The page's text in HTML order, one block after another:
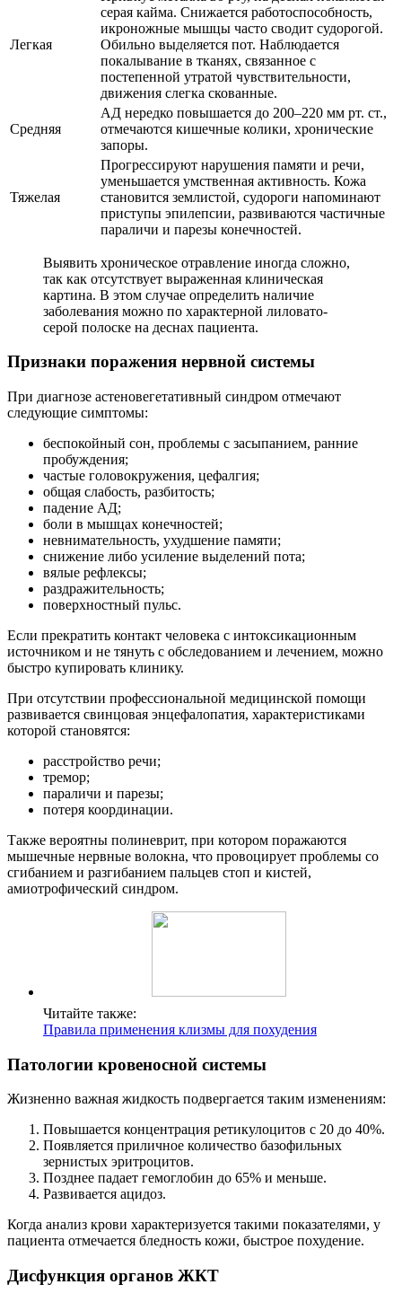
Легкая
серая кайма. Снижается работоспособность,
икроножные мышцы часто сводит судорогой.
Обильно выделяется пот. Наблюдается
покалывание в тканях, связанное с
постепенной утратой чувствительности,
движения слегка скованные.
Средняя
АД нередко повышается до 200–220 мм рт. ст.,
отмечаются кишечные колики, хронические
запоры.
Тяжелая
Прогрессируют нарушения памяти и речи,
уменьшается умственная активность. Кожа
становится землистой, судороги напоминают
приступы эпилепсии, развиваются частичные
параличи и парезы конечностей.
Выявить хроническое отравление иногда сложно,
так как отсутствует выраженная клиническая
картина. В этом случае определить наличие
заболевания можно по характерной лиловато-
серой полоске на деснах пациента.
Признаки поражения нервной системы
При диагнозе астеновегетативный синдром отмечают
следующие симптомы:
беспокойный сон, проблемы с засыпанием, ранние
пробуждения;
частые головокружения, цефалгия;
общая слабость, разбитость;
падение АД;
боли в мышцах конечностей;
невнимательность, ухудшение памяти;
снижение либо усиление выделений пота;
вялые рефлексы;
раздражительность;
поверхностный пульс.
Если прекратить контакт человека с интоксикационным
источником и не тянуть с обследованием и лечением, можно
быстро купировать клинику.
При отсутствии профессиональной медицинской помощи
развивается свинцовая энцефалопатия, характеристиками
которой становятся:
расстройство речи;
тремор;
параличи и парезы;
потеря координации.
Также вероятны полиневрит, при котором поражаются
мышечные нервные волокна, что провоцирует проблемы со
сгибанием и разгибанием пальцев стоп и кистей,
амиотрофический синдром.
Читайте также:
Правила применения клизмы для похудения
Патологии кровеносной системы
Жизненно важная жидкость подвергается таким изменениям:
Повышается концентрация ретикулоцитов с 20 до 40%.
Появляется приличное количество базофильных
зернистых эритроцитов.
Позднее падает гемоглобин до 65% и меньше.
Развивается ацидоз.
Когда анализ крови характеризуется такими показателями, у
пациента отмечается бледность кожи, быстрое похудение.
Дисфункция органов ЖКТ